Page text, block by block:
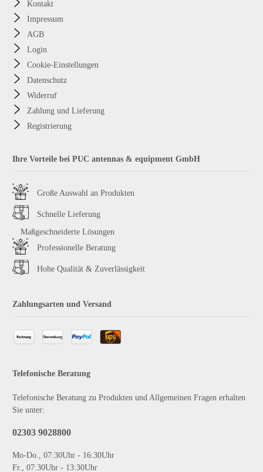
Kontakt
Impressum
AGB
Login
Cookie-Einstellungen
Datenschutz
Widerruf
Zahlung und Lieferung
Registrierung
Ihre Vorteile bei PUC antennas & equipment GmbH
Große Auswahl an Produkten
Schnelle Lieferung
Maßgeschneiderte Lösungen
Professionelle Beratung
Hohe Qualität & Zuverlässigkeit
Zahlungsarten und Versand
Telefonische Beratung
Telefonische Beratung zu Produkten und Allgemeinen Fragen erhalten
Sie unter:
02303 9028800
Mo-Do., 07:30Uhr - 16:30Uhr
Fr., 07:30Uhr - 13:30Uhr